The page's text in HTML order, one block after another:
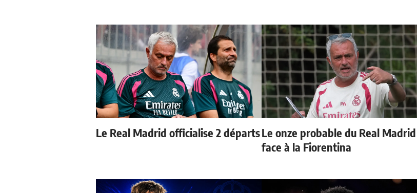
Le Real Madrid officialise 2 départsLe onze probable du Real Madrid
face à la Fiorentina